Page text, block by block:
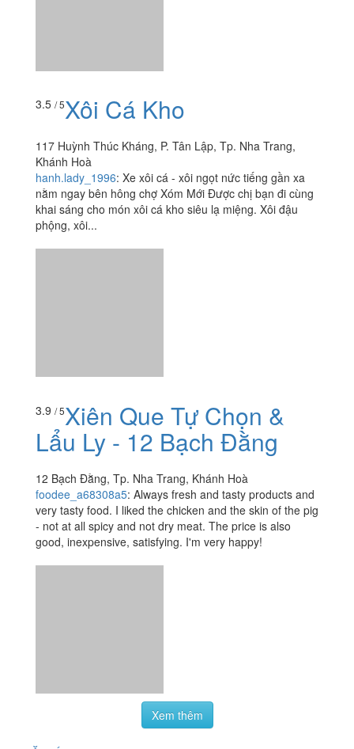
3.5 / 5Xôi Cá Kho
117 Huỳnh Thúc Kháng, P. Tân Lập, Tp. Nha Trang,
Khánh Hoà
hanh.lady_1996: Xe xôi cá - xôi ngọt nức tiếng gần xa
nằm ngay bên hông chợ Xóm Mới Được chị bạn đi cùng
khai sáng cho món xôi cá kho siêu lạ miệng. Xôi đậu
phộng, xôi...
3.9 / 5Xiên Que Tự Chọn &
Lẩu Ly - 12 Bạch Đằng
12 Bạch Đằng, Tp. Nha Trang, Khánh Hoà
foodee_a68308a5: Always fresh and tasty products and
very tasty food. I liked the chicken and the skin of the pig
- not at all spicy and not dry meat. The price is also
good, inexpensive, satisfying. I'm very happy!
Xem thêm